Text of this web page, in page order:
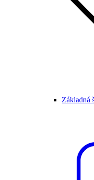
Základná